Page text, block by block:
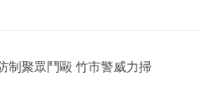
制聚眾鬥毆 竹市警威力掃